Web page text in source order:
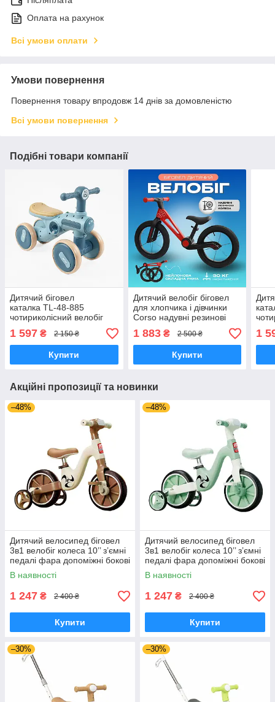
Оплата на рахунок
Всі умови оплати
Умови повернення
Повернення товару впродовж 14 днів за домовленістю
Всі умови повернення
Подібні товари компанії
Дитячий біговел
каталка TL-48-885
чотириколісний велобіг
для дітей пластмасовий
колеса 6'' PU
1 597 ₴ 2 150 ₴
Купити
Дитячий велобіг біговел
для хлопчика і дівчинки
Corso надувні резинові
колеса 14 нейлонова
складна рама
1 883₴ 2 500 ₴
Купити
для
1
Акційні пропозиції та новинки
–48%
Дитячий велосипед біговел
3в1 велобіг колеса 10’’ з’ємні
педалі фара допоміжні бокові
колеса EVA бежевий
В наявності
1 247 ₴ 2 400 ₴
Купити
–48%
Дитячий велосипед біговел
3в1 велобіг колеса 10’’ з’ємні
педалі фара допоміжні бокові
колеса EVA зелений
В наявності
1 247 ₴ 2 400 ₴
Купити
–30% –30%